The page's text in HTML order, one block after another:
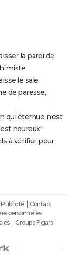
la paroi de
sale
de paresse,
qui éternue n'est
heureux"
à vérifier pour
Publicité
Contact
personnelles
Groupe Figaro